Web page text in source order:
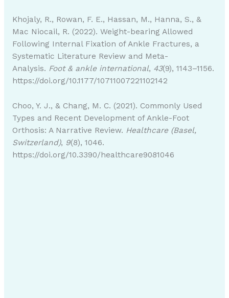
Khojaly, R., Rowan, F. E., Hassan, M., Hanna, S., &
Mac Niocail, R. (2022). Weight-bearing Allowed
Following Internal Fixation of Ankle Fractures, a
Systematic Literature Review and Meta-
Analysis. Foot & ankle international, 43(9), 1143–1156.
https://doi.org/10.1177/10711007221102142
Choo, Y. J., & Chang, M. C. (2021). Commonly Used
Types and Recent Development of Ankle-Foot
Orthosis: A Narrative Review. Healthcare (Basel,
Switzerland), 9(8), 1046.
https://doi.org/10.3390/healthcare9081046